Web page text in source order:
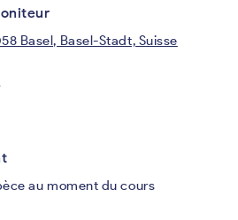
Basel, Basel-Stadt, Suisse
au moment du cours